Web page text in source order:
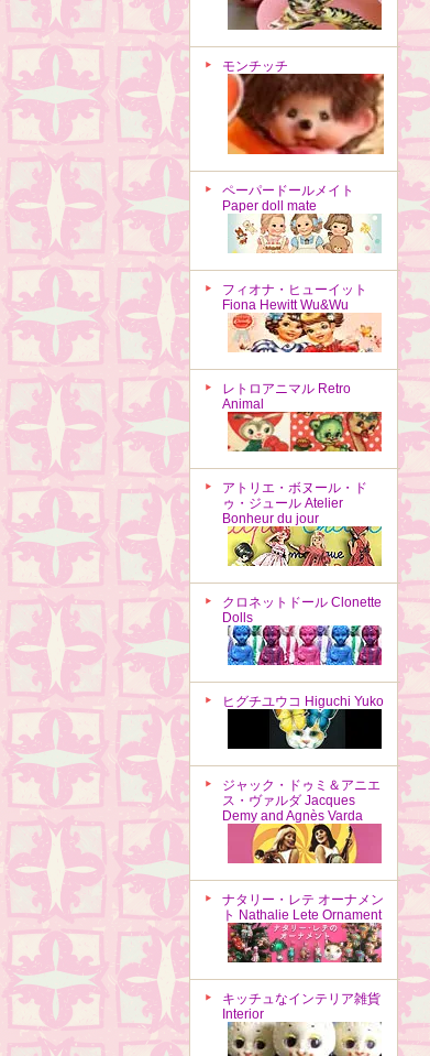
モンチッチ
ペーパードールメイト
Paper doll mate
フィオナ・ヒューイット
Fiona Hewitt Wu&Wu
レトロアニマル Retro
Animal
アトリエ・ボヌール・ド
ゥ・ジュール Atelier
Bonheur du jour
クロネットドール Clonette
Dolls
ヒグチユウコ Higuchi Yuko
ジャック・ドゥミ＆アニエ
ス・ヴァルダ Jacques
Demy and Agnès Varda
ナタリー・レテ オーナメン
ト Nathalie Lete Ornament
キッチュなインテリア雑貨
Interior